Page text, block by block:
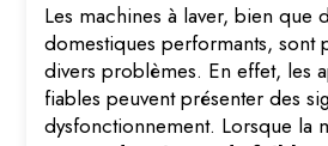
Les machines à laver, bien que
domestiques performants, sont
divers problèmes. En effet, les
fiables peuvent présenter des
dysfonctionnement. Lorsque la